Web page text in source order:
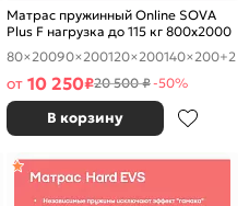
Матрас пружинный Online SOVA
Plus F нагрузка до 115 кг 800x2000
80×20090×200120×200140×200+2
от 10 250₽20 500 ₽-50%
В корзину